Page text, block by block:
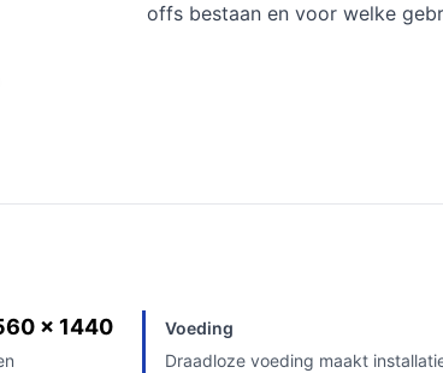
offs bestaan en voor welke
x 1440 Voeding
Draadloze voeding maakt